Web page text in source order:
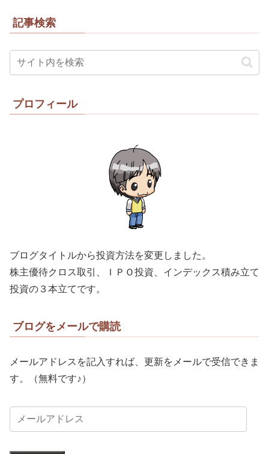
記事検索
プロフィール
ブログタイトルから投資方法を変更しました。
株主優待クロス取引、ＩＰＯ投資、インデックス積み立て
投資の３本立てです。
ブログをメールで購読
メールアドレスを記入すれば、更新をメールで受信できま
す。（無料です♪）